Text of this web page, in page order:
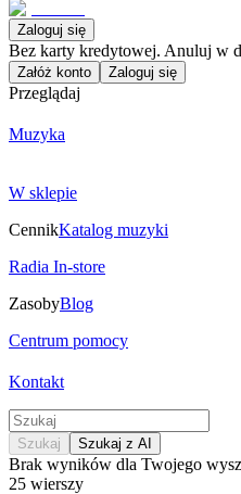
Zaloguj się
Bez karty kredytowej. Anuluj w
Załóż konto Zaloguj się
Przeglądaj
Muzyka
W sklepie
CennikKatalog muzyki
Radia In-store
ZasobyBlog
Centrum pomocy
Kontakt
Szukaj Szukaj z AI
Brak wyników dla Twojego
25 wierszy